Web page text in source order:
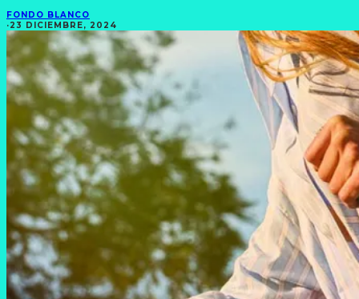
FONDO BLANCO
·23 DICIEMBRE, 2024